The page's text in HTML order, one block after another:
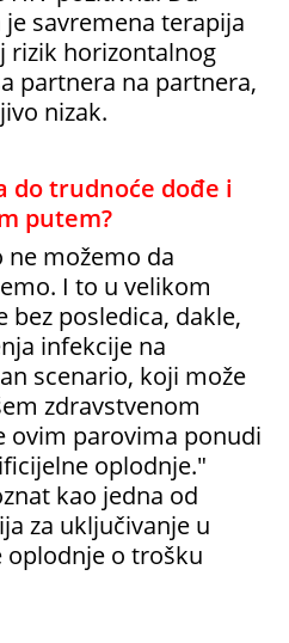
savremena terapija
rizik horizontalnog
partnera na partnera,
nizak.
do trudnoće dođe i
putem?
ne možemo da
I to u velikom
bez posledica, dakle,
infekcije na
scenario, koji može
zdravstvenom
ovim parovima ponudi
oplodnje."
kao jedna od
za uključivanje u
oplodnje o trošku